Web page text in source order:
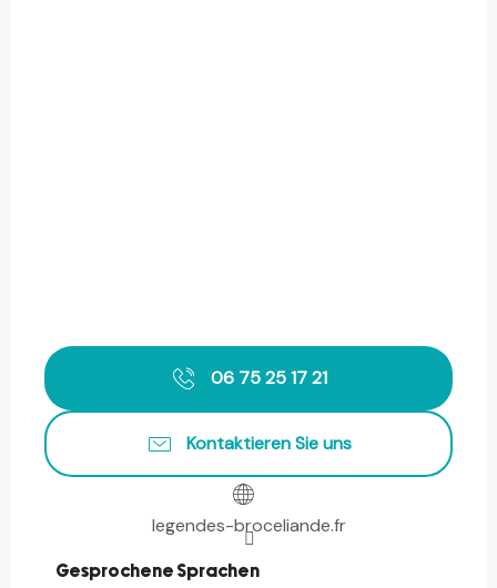
06 75 25 17 21
Kontaktieren Sie uns
legendes-broceliande.fr
Gesprochene Sprachen
Gesprochene Sprachen